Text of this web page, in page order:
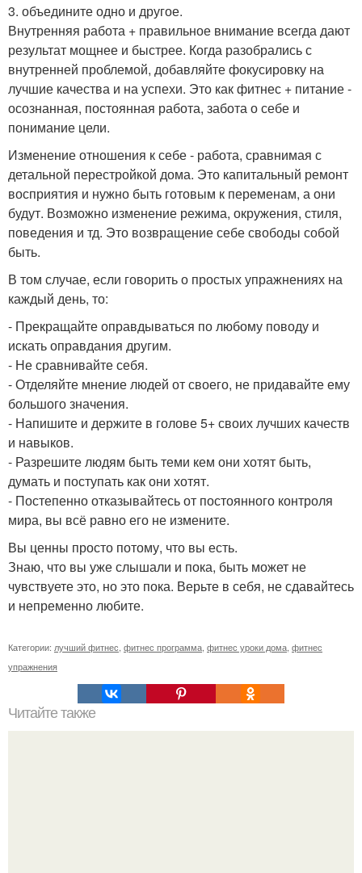
3. объедините одно и другое.
Внутренняя работа + правильное внимание всегда дают
результат мощнее и быстрее. Когда разобрались с
внутренней проблемой, добавляйте фокусировку на
лучшие качества и на успехи. Это как фитнес + питание -
осознанная, постоянная работа, забота о себе и
понимание цели.
Изменение отношения к себе - работа, сравнимая с
детальной перестройкой дома. Это капитальный ремонт
восприятия и нужно быть готовым к переменам, а они
будут. Возможно изменение режима, окружения, стиля,
поведения и тд. Это возвращение себе свободы собой
быть.
В том случае, если говорить о простых упражнениях на
каждый день, то:
- Прекращайте оправдываться по любому поводу и
искать оправдания другим.
- Не сравнивайте себя.
- Отделяйте мнение людей от своего, не придавайте ему
большого значения.
- Напишите и держите в голове 5+ своих лучших качеств
и навыков.
- Разрешите людям быть теми кем они хотят быть,
думать и поступать как они хотят.
- Постепенно отказывайтесь от постоянного контроля
мира, вы всё равно его не измените.
Вы ценны просто потому, что вы есть.
Знаю, что вы уже слышали и пока, быть может не
чувствуете это, но это пока. Верьте в себя, не сдавайтесь
и непременно любите.
Категории: лучший фитнес фитнес программа фитнес уроки дома фитнес
упражнения
Читайте также